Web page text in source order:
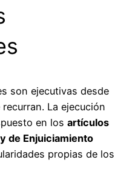
son ejecutivas desde
La ejecución
en los artículos
de Enjuiciamiento
propias de los